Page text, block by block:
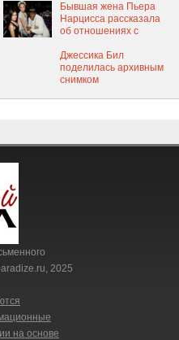
Бывшая жена Пьера
Нарцисса рассказала
об отношениях с
Джессика Бил
поделилась архивным
снимком
2025
на основе